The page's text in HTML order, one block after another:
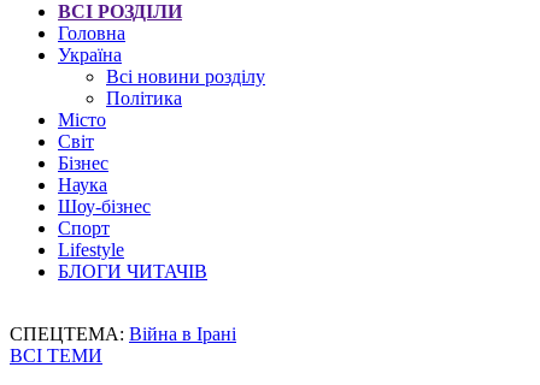
ВСІ РОЗДІЛИ
Головна
Україна
Всі новини розділу
Політика
Місто
Світ
Бізнес
Наука
Шоу-бізнес
Спорт
Lifestyle
БЛОГИ ЧИТАЧІВ
СПЕЦТЕМА: Війна в Ірані
ВСІ ТЕМИ